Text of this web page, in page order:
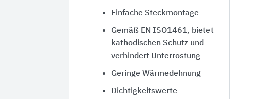
Einfache Steckmontage
Gemäß EN ISO1461, bietet
kathodischen Schutz und
verhindert Unterrostung
Geringe Wärmedehnung
Dichtigkeitswerte